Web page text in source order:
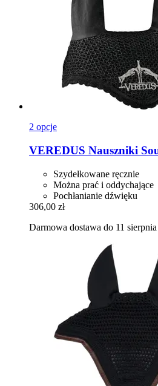
2 opcje
VEREDUS Nauszniki
Szydełkowane ręcznie
Można prać i oddychające
Pochłanianie dźwięku
306,00 zł
Darmowa dostawa do 11 sierpnia